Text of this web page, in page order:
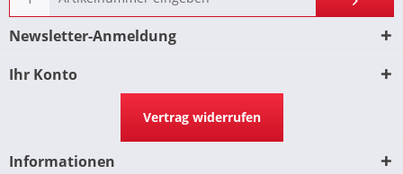
Newsletter-Anmeldung
Ihr Konto
Vertrag widerrufen
Informationen